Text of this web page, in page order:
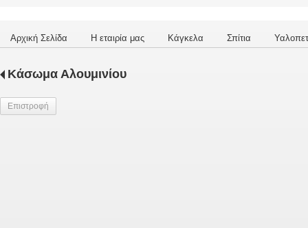
Αρχική Σελίδα Η εταιρία μας Κάγκελα Σπίτια
Κάσωμα Αλουμινίου
Επιστροφή